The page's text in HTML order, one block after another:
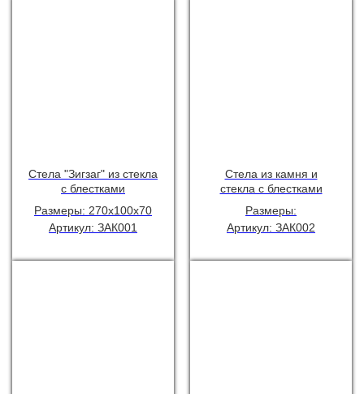
Стела "Зигзаг" из стекла
с блестками
Размеры: 270х100х70
Артикул: ЗАК001
Стела из камня и
стекла с блестками
Размеры:
Артикул: ЗАК002